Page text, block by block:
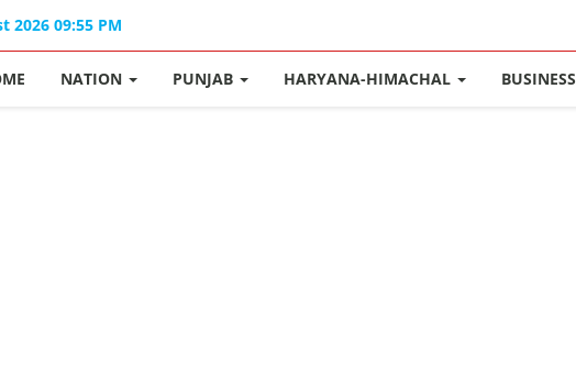
2026 09:55 PM
NATION PUNJAB HARYANA-HIMACHAL BUSINESS